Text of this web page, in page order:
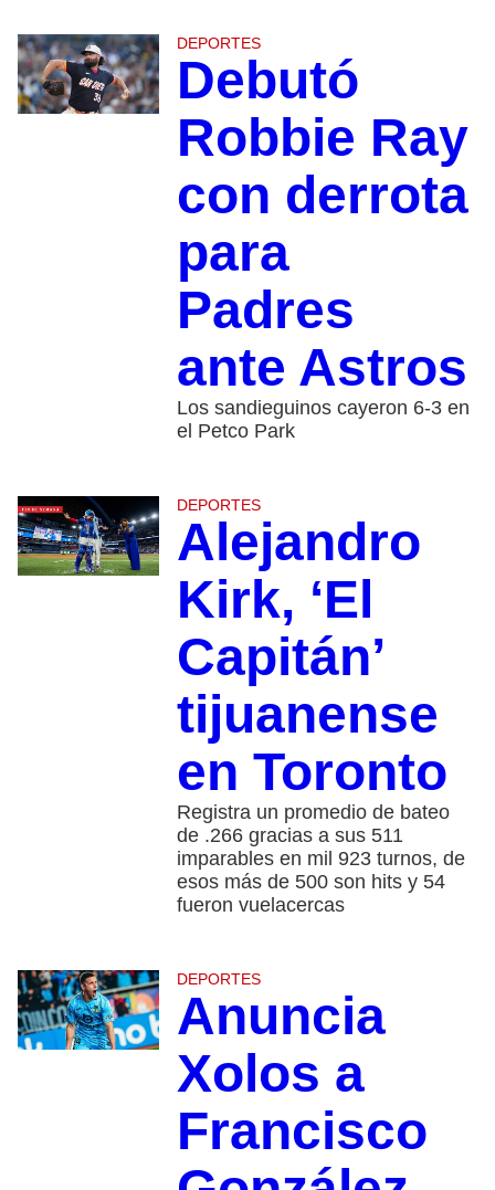
DEPORTES
Debutó
Robbie Ray
con derrota
para
Padres
ante Astros
Los sandieguinos cayeron 6-3 en
el Petco Park
DEPORTES
Alejandro
Kirk, ‘El
Capitán’
tijuanense
en Toronto
Registra un promedio de bateo
de .266 gracias a sus 511
imparables en mil 923 turnos, de
esos más de 500 son hits y 54
fueron vuelacercas
DEPORTES
Anuncia
Xolos a
Francisco